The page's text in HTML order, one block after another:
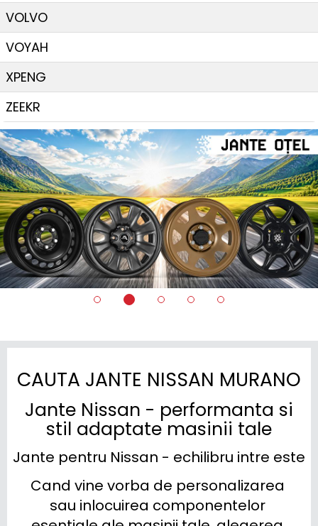
VOLVO
VOYAH
XPENG
ZEEKR
CAUTA JANTE NISSAN MURANO
Jante Nissan - performanta si
stil adaptate masinii tale
Jante pentru Nissan - echilibru intre
Cand vine vorba de personalizarea
sau inlocuirea componentelor